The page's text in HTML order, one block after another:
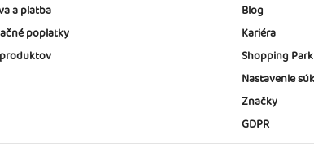
a platba
poplatky
Blog
Kariéra
Shopping Park
Nastavenie
Značky
GDPR